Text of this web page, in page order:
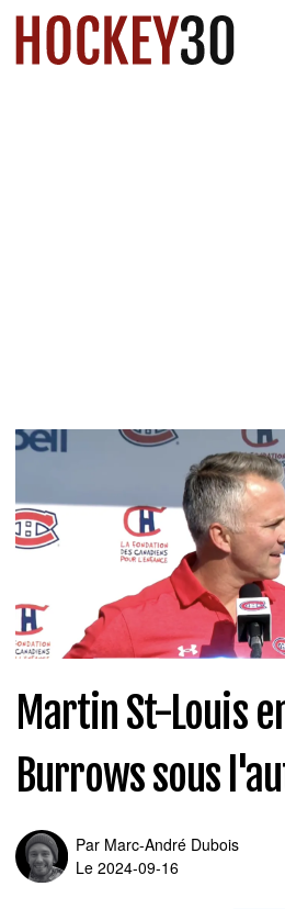
Martin St-Louis
Burrows sous
Par Marc-André Dubois
Le 2024-09-16